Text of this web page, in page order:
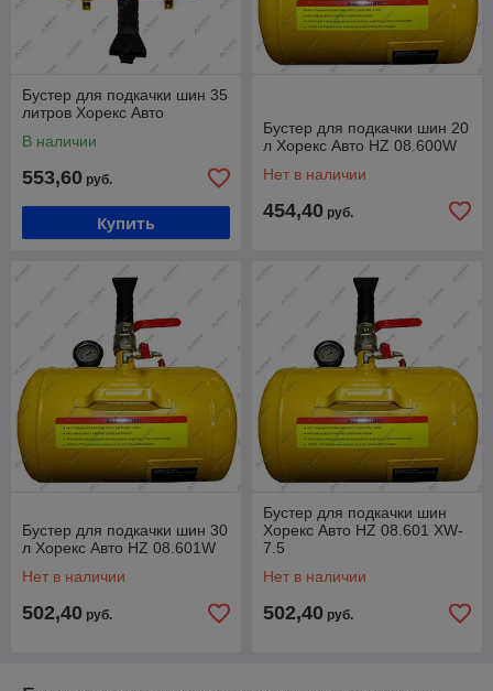
Бустер для подкачки шин 35
литров Хорекс Авто
В наличии
553,60 руб.
Купить
Бустер для подкачки шин 20
л Хорекс Авто HZ 08.600W
Нет в наличии
454,40 руб.
Бустер для подкачки шин 30
л Хорекс Авто HZ 08.601W
Нет в наличии
502,40 руб.
Бустер для подкачки шин
Хорекс Авто HZ 08.601 XW-
7.5
Нет в наличии
502,40 руб.